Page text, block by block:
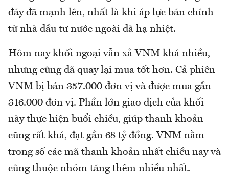
đáy đã mạnh lên, nhất là khi áp lực bán chính
từ nhà đầu tư nước ngoài đã hạ nhiệt.
Hôm nay khối ngoại vẫn xả VNM khá nhiều,
nhưng cũng đã quay lại mua tốt hơn. Cả phiên
VNM bị bán 357.000 đơn vị và được mua gần
316.000 đơn vị. Phần lớn giao dịch của khối
này thực hiện buổi chiều, giúp thanh khoản
cũng rất khá, đạt gần 68 tỷ đồng. VNM nằm
trong số các mã thanh khoản nhất chiều nay và
cũng thuộc nhóm tăng thêm nhiều nhất.